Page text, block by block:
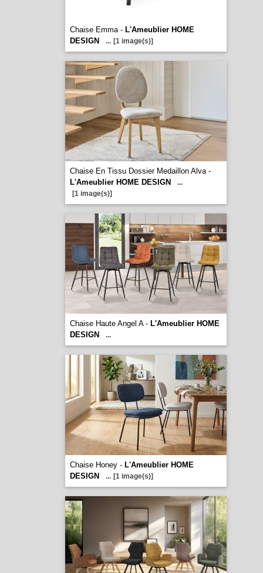
Chaise Emma - L'Ameublier HOME
DESIGN
... [1 image(s)]
Chaise En Tissu Dossier Medaillon Alva -
L'Ameublier HOME DESIGN
...
[1 image(s)]
Chaise Haute Angel A - L'Ameublier HOME
DESIGN
...
Chaise Honey - L'Ameublier HOME
DESIGN
... [1 image(s)]